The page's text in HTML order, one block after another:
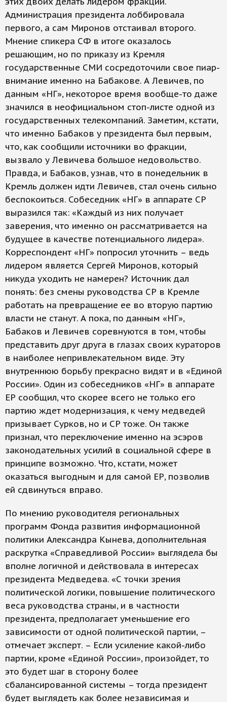
Администрация президента лоббировала
первого, а сам Миронов отстаивал второго.
Мнение спикера СФ в итоге оказалось
решающим, но по приказу из Кремля
государственные СМИ сосредоточили свое пиар-
внимание именно на Бабакове. А Левичев, по
данным «НГ», некоторое время вообще-то даже
значился в неофициальном стоп-листе одной из
государственных телекомпаний. Заметим, кстати,
что именно Бабаков у президента был первым,
что, как сообщили источники во фракции,
вызвало у Левичева большое недовольство.
Правда, и Бабаков, узнав, что в понедельник в
Кремль должен идти Левичев, стал очень сильно
беспокоиться. Собеседник «НГ» в аппарате СР
выразился так: «Каждый из них получает
заверения, что именно он рассматривается на
будущее в качестве потенциального лидера».
Корреспондент «НГ» попросил уточнить – ведь
лидером является Сергей Миронов, который
никуда уходить не намерен? Источник дал
понять: без смены руководства СР в Кремле
работать на превращение ее во вторую партию
власти не станут. А пока, по данным «НГ»,
Бабаков и Левичев соревнуются в том, чтобы
представить друг друга в глазах своих кураторов
в наиболее непривлекательном виде. Эту
внутреннюю борьбу прекрасно видят и в «Единой
России». Один из собеседников «НГ» в аппарате
ЕР сообщил, что скорее всего не только его
партию ждет модернизация, к чему медведей
призывает Сурков, но и СР тоже. Он также
признал, что переключение именно на эсэров
законодательных усилий в социальной сфере в
принципе возможно. Что, кстати, может
оказаться выгодным и для самой ЕР, позволив
ей сдвинуться вправо.
По мнению руководителя региональных
программ Фонда развития информационной
политики Александра Кынева, дополнительная
раскрутка «Справедливой России» выглядела бы
вполне логичной и действовала в интересах
президента Медведева. «С точки зрения
политической логики, повышение политического
веса руководства страны, и в частности
президента, предполагает уменьшение его
зависимости от одной политической партии, –
отмечает эксперт. – Если усиление какой-либо
партии, кроме «Единой России», произойдет, то
это будет шаг в сторону более
сбалансированной системы – тогда президент
будет выглядеть как более независимая и